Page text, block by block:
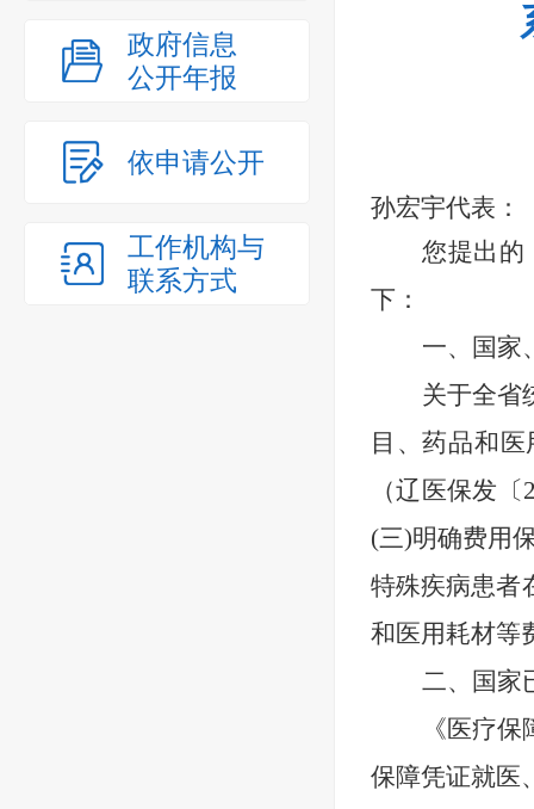
政府信息
公开年报
依申请公开
工作机构与
联系方式
孙宏宇代表：
您提出的
下：
一、国家
关于全省
目、药品和
（辽医保发〔
(三)明确费用
特殊疾病患者
和医用耗材等
二、国家
《医疗
保障凭证就医